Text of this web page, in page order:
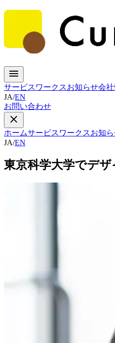
サービス ワークスお知らせ会
JA/EN
お問い合わせ
ホームサービス ワークスお知
JA/EN
東京科学大学でデ